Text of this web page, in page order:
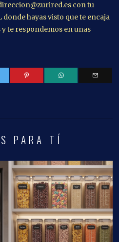
con tu
donde hayas visto que te encaja
te respondemos en unas
PARA TÍ